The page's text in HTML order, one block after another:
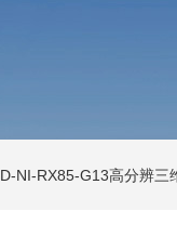
NI-RX85-G13高分辨三